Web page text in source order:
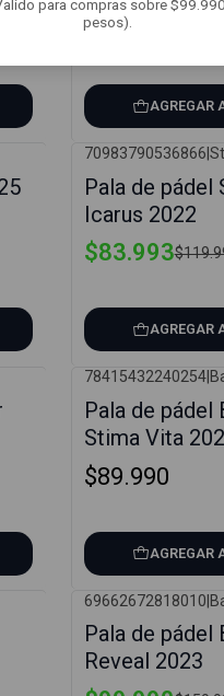
para compras sobre $99.990
pesos).
$79.990
AGREGAR
70983790536866
Pala de pádel
Icarus 2022
$83.993
AGREGAR
78415432240254|
Pala de pádel
Stima Vita
$89.990
AGREGAR
69662672818010
Pala de pádel
Reveal 2023